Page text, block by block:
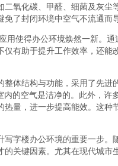
二氧化碳、甲醛、细菌及灰
了封闭环境中空气不流通而
用使得办公环境焕然一新。
仅有助于提升工作效率，还能
整体结构与功能，采用了先进
的空气是洁净的。此外，许
热量，进一步提高能效。这
写字楼办公环境的重要一步
的关键因素。尤其在现代城